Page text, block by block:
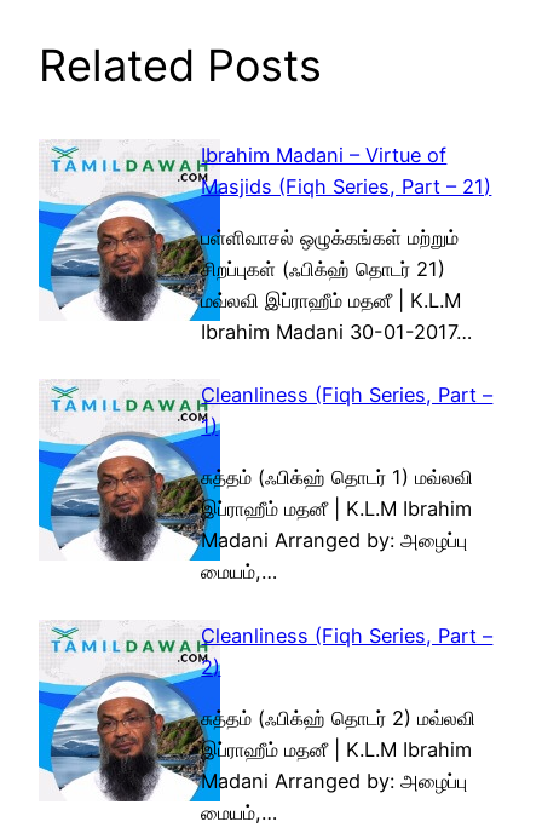
Related Posts
Ibrahim Madani – Virtue of
Masjids (Fiqh Series, Part – 21)
பள்ளிவாசல் ஒழுக்கங்கள் மற்றும்
சிறப்புகள் (ஃபிக்ஹ் தொடர் 21)
மவ்லவி இப்ராஹீம் மதனீ | K.L.M
Ibrahim Madani 30-01-2017…
Cleanliness (Fiqh Series, Part –
1)
சுத்தம் (ஃபிக்ஹ் தொடர் 1) மவ்லவி
இப்ராஹீம் மதனீ | K.L.M Ibrahim
Madani Arranged by: அழைப்பு
மையம்,…
Cleanliness (Fiqh Series, Part –
2)
சுத்தம் (ஃபிக்ஹ் தொடர் 2) மவ்லவி
இப்ராஹீம் மதனீ | K.L.M Ibrahim
Madani Arranged by: அழைப்பு
மையம்,…